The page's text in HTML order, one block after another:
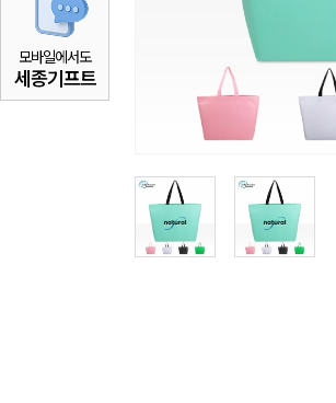
모바일에서도
세종기프트